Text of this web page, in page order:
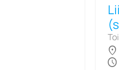
location_on
schedule